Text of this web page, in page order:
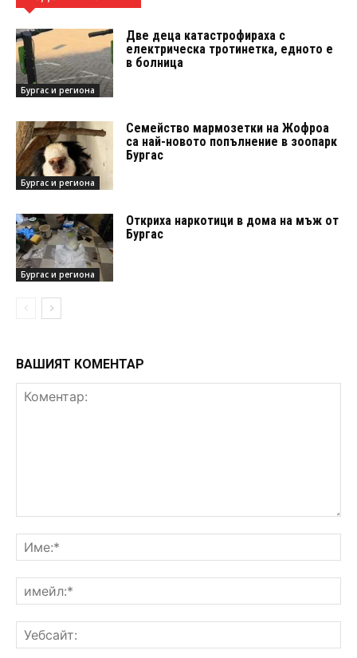
Бургас и региона
Две деца катастрофираха с
електрическа тротинетка, едното е
в болница
Бургас и региона
Семейство мармозетки на Жофроа
са най-новото попълнение в зоопарк
Бургас
Бургас и региона
Откриха наркотици в дома на мъж от
Бургас
ВАШИЯТ КОМЕНТАР